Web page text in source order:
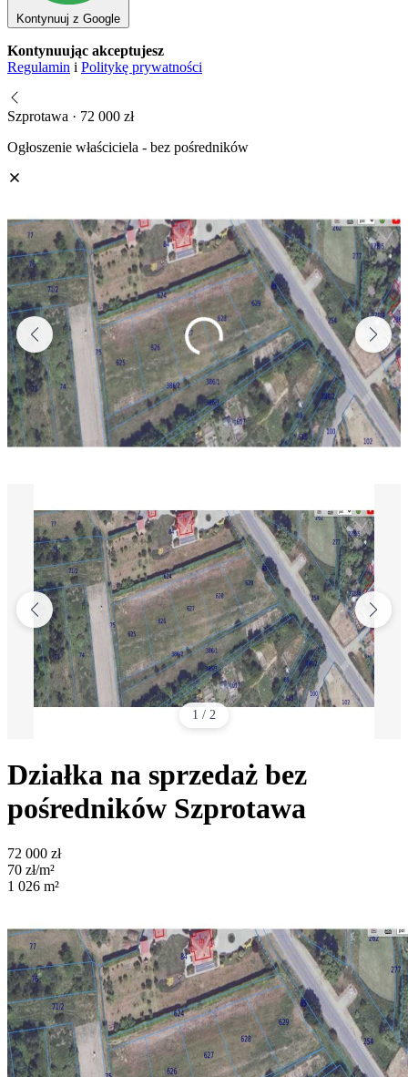
Kontynuuj z Google
Kontynuując akceptujesz
Regulamin i Politykę prywatności
Szprotawa · 72 000 zł
Ogłoszenie właściciela - bez pośredników
1 / 2
Działka na sprzedaż bez
pośredników Szprotawa
72 000 zł
70 zł/m²
1 026 m²